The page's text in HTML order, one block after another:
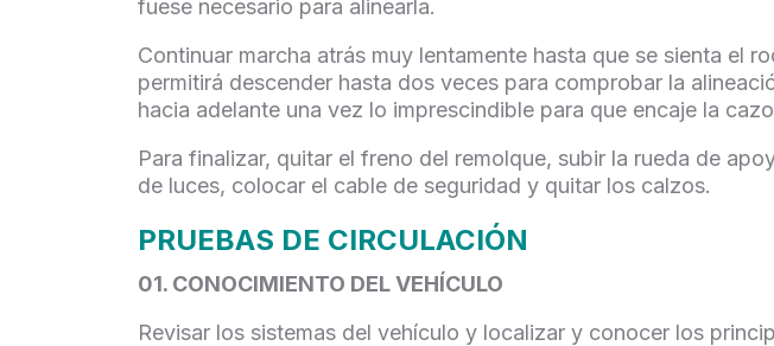
fuese necesario para alinearla.
Continuar marcha atrás muy lentamente hasta que se sienta el
permitirá descender hasta dos veces para comprobar la
hacia adelante una vez lo imprescindible para que encaje la
Para finalizar, quitar el freno del remolque, subir la rueda de
de luces, colocar el cable de seguridad y quitar los calzos.
PRUEBAS DE CIRCULACIÓN
01. CONOCIMIENTO DEL VEHÍCULO
Revisar los sistemas del vehículo y localizar y conocer los